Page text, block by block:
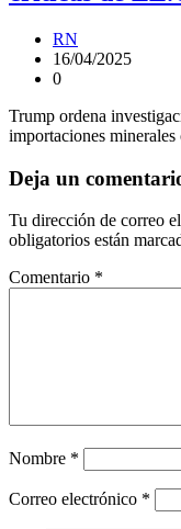
RN
16/04/2025
0
Trump ordena
importaciones
Deja un
Tu dirección de correo
obligatorios están
Comentario *
Nombre *
Correo electrónico *